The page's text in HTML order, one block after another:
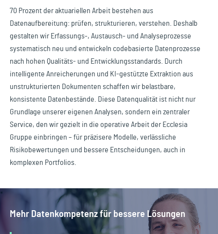
70 Prozent der aktuariellen Arbeit bestehen aus
Datenaufbereitung: prüfen, strukturieren, verstehen. Deshalb
gestalten wir Erfassungs-, Austausch- und Analyseprozesse
systematisch neu und entwickeln codebasierte Datenprozesse
nach hohen Qualitäts‑ und Entwicklungsstandards. Durch
intelligente Anreicherungen und KI‑gestützte Extraktion aus
unstrukturierten Dokumenten schaffen wir belastbare,
konsistente Datenbestände. Diese Datenqualität ist nicht nur
Grundlage unserer eigenen Analysen, sondern ein zentraler
Service, den wir gezielt in die operative Arbeit der Ecclesia
Gruppe einbringen – für präzisere Modelle, verlässliche
Risikobewertungen und bessere Entscheidungen, auch in
komplexen Portfolios.
Mehr Datenkompetenz für bessere Lösungen